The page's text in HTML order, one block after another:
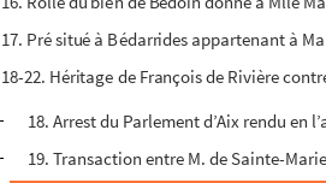
17. Pré situé à Bédarrides appartenant à
18-22. Héritage de François de Rivière
18. Arrest du Parlement d’Aix rendu en
19. Transaction entre M. de Sainte-